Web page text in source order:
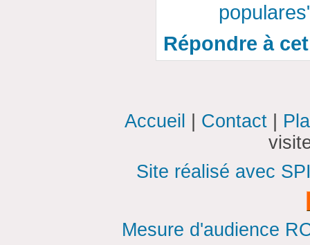
Répondre à
Accueil Contact
Site réalisé avec
Mesure d'audience